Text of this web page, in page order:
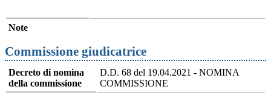
Note
Commissione giudicatrice
Decreto di nomina
della commissione
D.D. 68 del 19.04.2021 - NOMINA
COMMISSIONE